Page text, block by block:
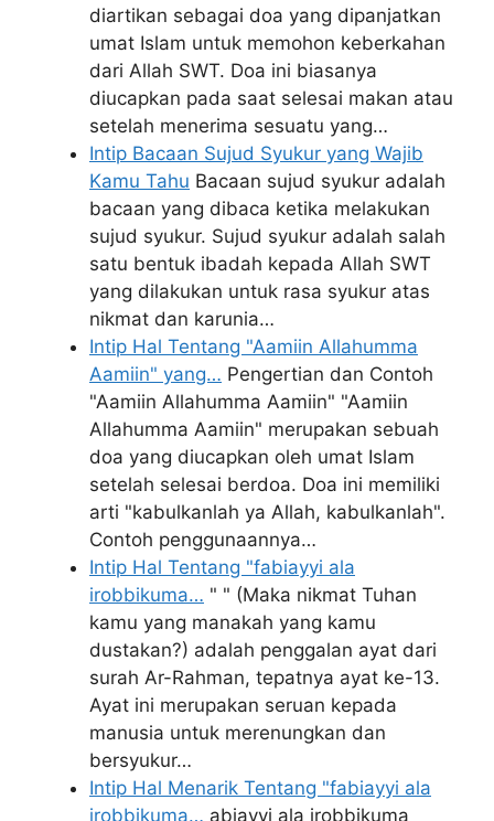
diartikan sebagai doa yang dipanjatkan
umat Islam untuk memohon keberkahan
dari Allah SWT. Doa ini biasanya
diucapkan pada saat selesai makan atau
setelah menerima sesuatu yang…
Intip Bacaan Sujud Syukur yang Wajib
Kamu Tahu Bacaan sujud syukur adalah
bacaan yang dibaca ketika melakukan
sujud syukur. Sujud syukur adalah salah
satu bentuk ibadah kepada Allah SWT
yang dilakukan untuk rasa syukur atas
nikmat dan karunia…
Intip Hal Tentang "Aamiin Allahumma
Aamiin" yang… Pengertian dan Contoh
"Aamiin Allahumma Aamiin" "Aamiin
Allahumma Aamiin" merupakan sebuah
doa yang diucapkan oleh umat Islam
setelah selesai berdoa. Doa ini memiliki
arti "kabulkanlah ya Allah, kabulkanlah".
Contoh penggunaannya…
Intip Hal Tentang "fabiayyi ala
irobbikuma… " " (Maka nikmat Tuhan
kamu yang manakah yang kamu
dustakan?) adalah penggalan ayat dari
surah Ar-Rahman, tepatnya ayat ke-13.
Ayat ini merupakan seruan kepada
manusia untuk merenungkan dan
bersyukur…
Intip Hal Menarik Tentang "fabiayyi ala
irobbikuma… abiayyi ala irobbikuma